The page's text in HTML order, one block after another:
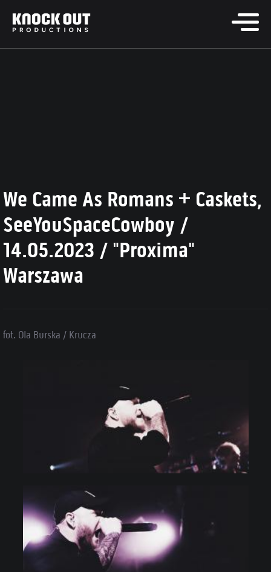
We Came As Romans + Caskets,
SeeYouSpaceCowboy /
14.05.2023 / "Proxima"
Warszawa
fot. Ola Burska / Krucza